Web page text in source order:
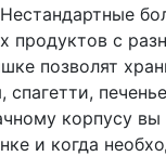
продуктов с
позволят
спагетти,
корпусу вы
и когда